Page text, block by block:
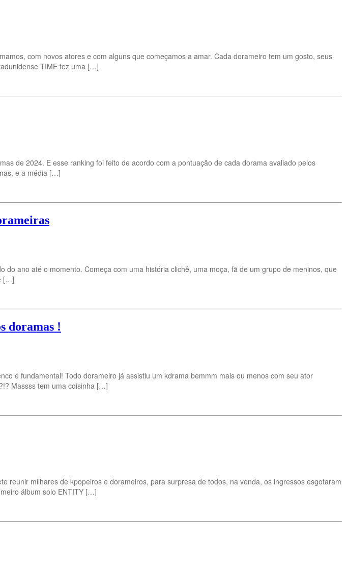
com novos atores e com alguns que começamos a amar. Cada dorameiro tem um gosto, seus
TIME fez uma […]
de 2024. E esse ranking foi feito de acordo com a pontuação de cada dorama avaliado pelos
e a média […]
ano até o momento. Começa com uma história clichê, uma moça, fã de um grupo de meninos, que
[…]
doramas !
é fundamental! Todo dorameiro já assistiu um kdrama bemmm mais ou menos com seu ator
Massss tem uma coisinha […]
reunir milhares de kpopeiros e dorameiros, para surpresa de todos, na venda, os ingressos esgotaram
álbum solo ENTITY […]